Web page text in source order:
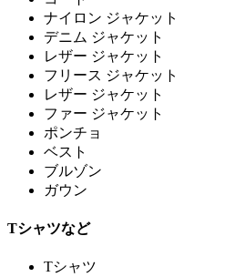
ナイロン ジャケット
デニム ジャケット
レザー ジャケット
フリース ジャケット
レザー ジャケット
ファー ジャケット
ポンチョ
ベスト
ブルゾン
ガウン
Tシャツなど
Tシャツ